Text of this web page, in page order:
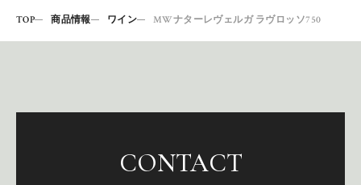
TOP 商品情報 ワイン MWナターレヴェルガ ラヴロッソ750
CONTACT